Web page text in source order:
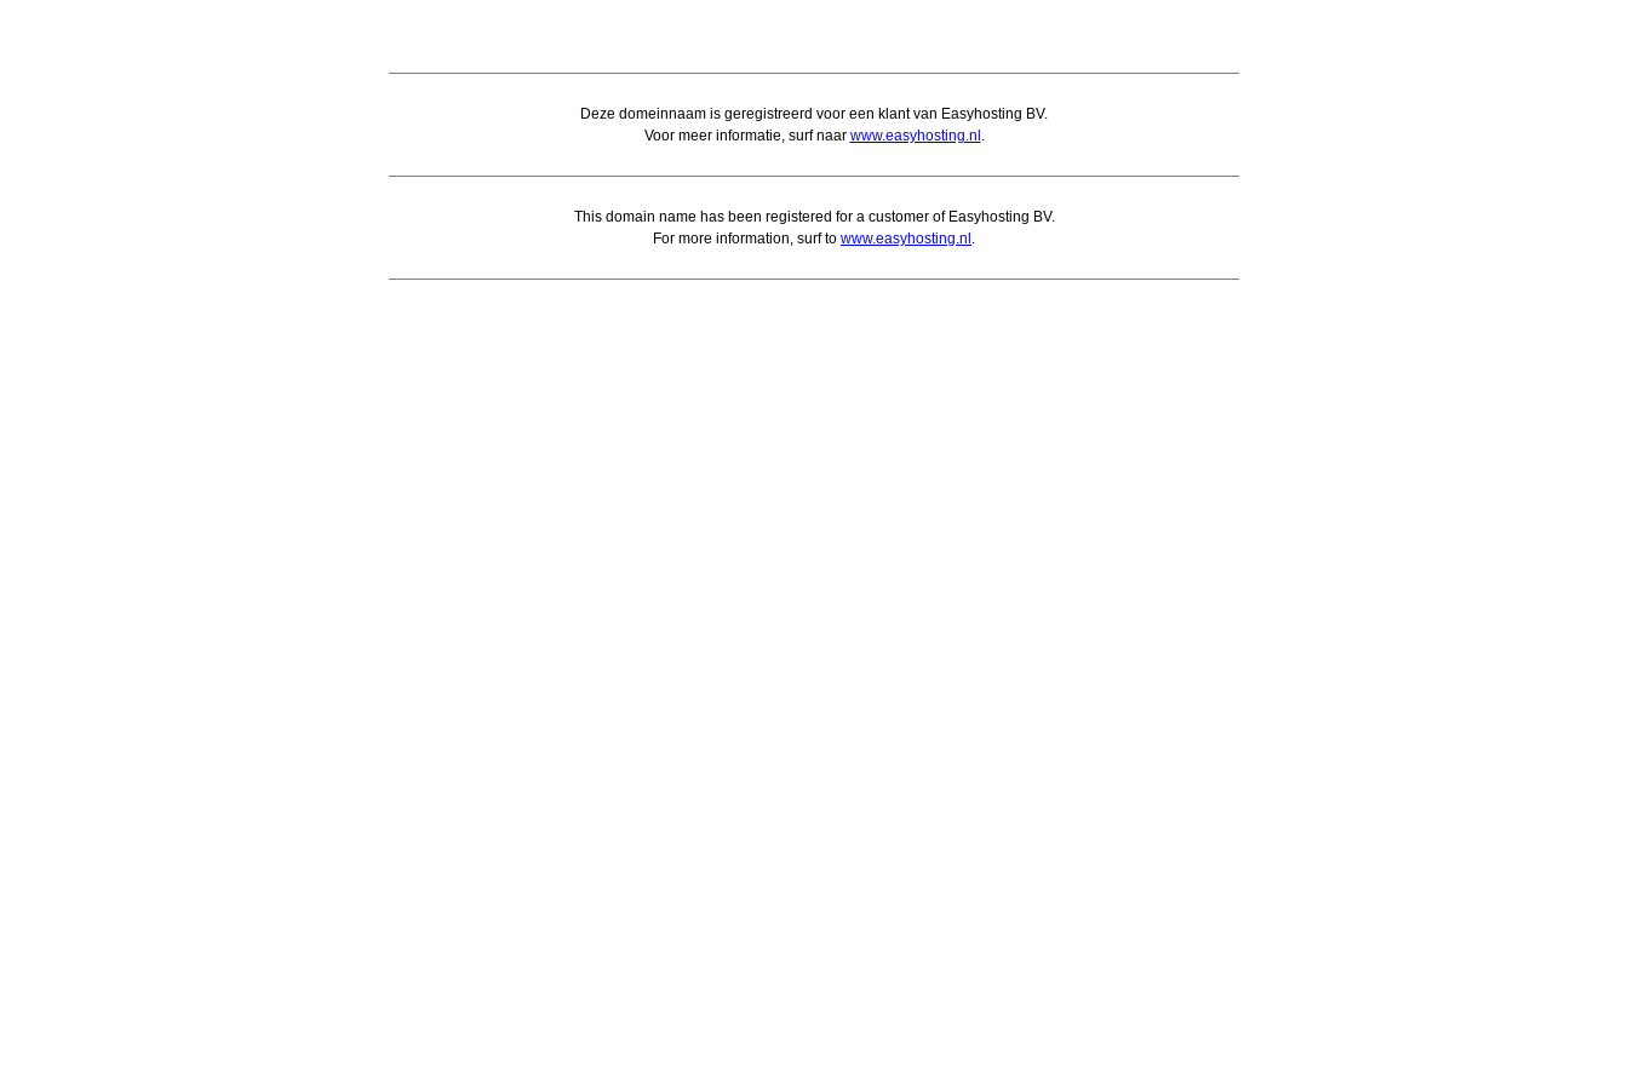
Deze domeinnaam is geregistreerd voor een klant van Easyhosting BV.
Voor meer informatie, surf naar www.easyhosting.nl .
This domain name has been registered for a customer of Easyhosting BV.
For more information, surf to www.easyhosting.nl .